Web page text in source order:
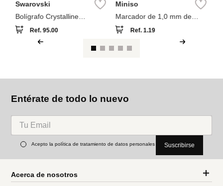
Swarovski
Bolígrafo Crystalline
Swarovski Azul
Ref.95.00
Miniso
Marcador de 1,0 mm de
grosor
Ref. 1.19
Entérate de todo lo nuevo
Acepto la política de tratamiento de datos personales Suscribirse
Acerca de nosotros